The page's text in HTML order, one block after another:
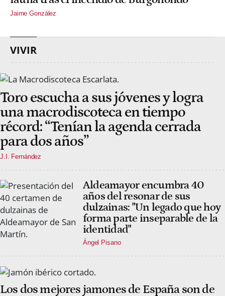
Jaime González
VIVIR
Toro escucha a sus jóvenes y logra
una macrodiscoteca en tiempo
récord: “Tenían la agenda cerrada
para dos años”
J.I. Fernández
Aldeamayor encumbra 40
años del resonar de sus
dulzainas: "Un legado que hoy
forma parte inseparable de la
identidad"
Ángel Pisano
Los dos mejores jamones de España son de